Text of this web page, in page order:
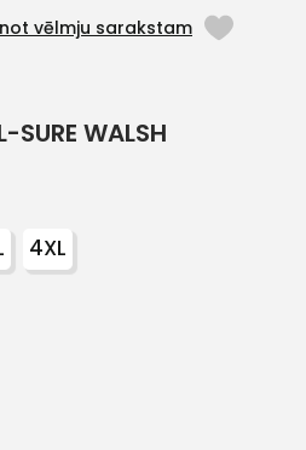
vēlmju sarakstam
WALSH
4XL